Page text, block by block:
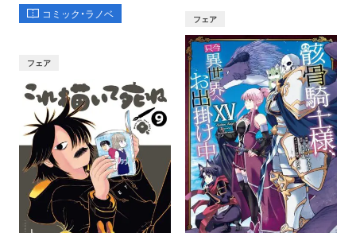
コミック・ラノベ
フェア
フェア